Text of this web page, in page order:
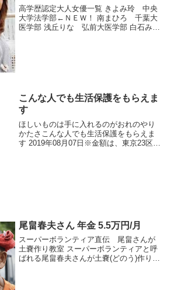
高学歴認定大人女優一覧 きよみ玲 中央
大学法学部←ＮＥＷ！ 南まひろ 千葉大
医学部 浅丘りな 弘前大医学部 白石みゆ
こんな人でも生活保護をもらえま
す
ほしいものは手に入れるのがおれのやり
かたさこんな人でも生活保護をもらえま
す 2019年08月07日※金額は、東京23区在
尾畠春夫さん 年金 5.5万円/月
スーパーボランティア直伝 尾畠さんが
土嚢作り教室 スーパーボランティアと呼
ばれる尾畠春夫さんが土嚢(どのう)作りを